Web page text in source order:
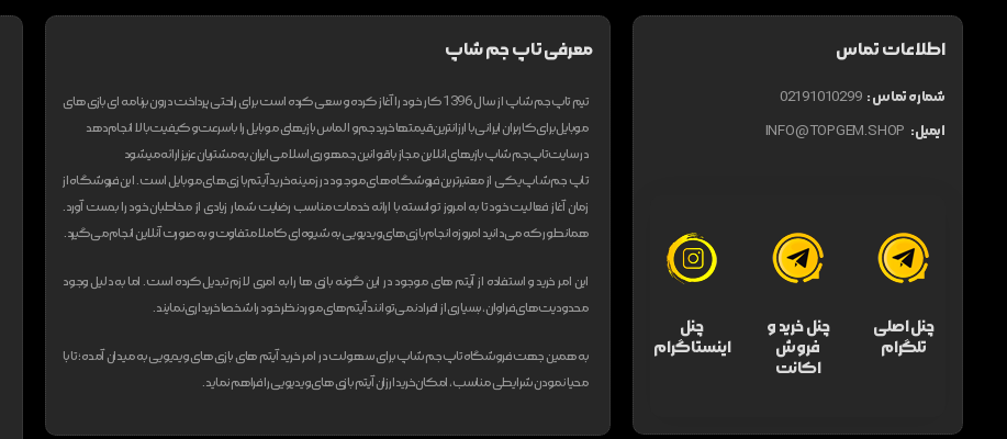
اطلاعات تماس
شماره تماس : 02191010299
ایمیل: INFO@TOPGEM.SHOP
چنل اصلی
تلگرام
چنل خرید و
فروش
اکانت
چنل
اینستاگرام
معرفی تاپ جم شاپ
تیم تاپ جم شاپ از سال 1396 کار خود را آغاز کرده و سعی کرده است برای راحتی پرداخت درون برنامه ای بازی های
موبایل برای کاربران ایرانی با ارزانترین قیمتها خرید جم و الماس بازیهای موبایل را با سرعت و کیفیت بالا انجام دهد
در سایت تاپ جم شاپ بازیهای انلاین مجاز با قوانین جمهوری اسلامی ایران به مشتریان عزیز ارائه میشود
تاپ جم شاپ یکی از معتبر‌ترین فروشگاه های موجود در زمینه خرید آیتم بازی های موبایل است. این فروشگاه از
زمان آغاز فعالیت خود تا به امروز توانسته با ارائه خدمات مناسب رضایت شمار زیادی از مخاطبان خود را بدست آورد.
همانطور که می‌دانید امروزه انجام بازی های ویدیویی به شیوه‌ای کاملا متفاوت و به صورت آنلاین انجام می‌گیرد.
این امر خرید و استفاده از آیتم های موجود در این گونه بازی ها را به امری لازم تبدیل کرده است. اما به دلیل وجود
محدودیت های فراوان، بسیاری از افراد نمی‌توانند آیتم های مورد نظر خود را شخصا خریداری نمایند.
به همین جهت فروشگاه تاپ جم شاپ برای سهولت در امر خرید آیتم های بازی های ویدیویی به میدان آمده؛ تا با
محیا نمودن شرایطی مناسب، امکان خرید ارزان آیتم بازی های ویدیویی را فراهم نماید.